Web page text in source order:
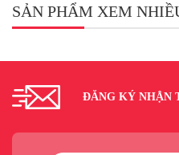
SẢN PHẨM XEM
ĐĂNG KÝ NHẬN